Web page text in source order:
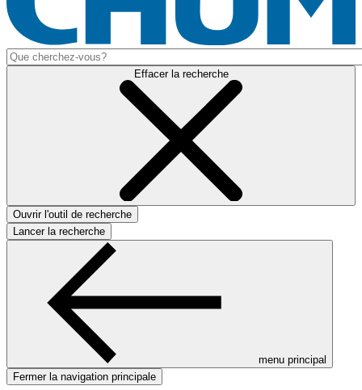
Effacer la recherche
Ouvrir l'outil de recherche
Lancer la recherche
menu principal
Fermer la navigation principale